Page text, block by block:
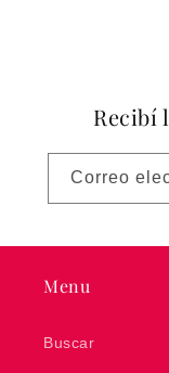
Recibí
Correo
Menu
Buscar